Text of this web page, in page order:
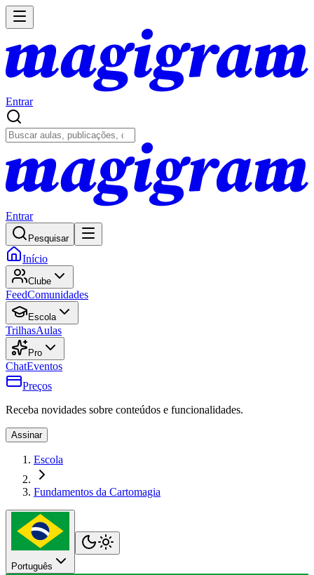
Entrar
Entrar
Pesquisar
Início
Clube
FeedComunidades
Escola
TrilhasAulas
Pro
ChatEventos
Preços
Receba novidades sobre conteúdos e funcionalidades.
Assinar
Escola
Fundamentos da Cartomagia
Português